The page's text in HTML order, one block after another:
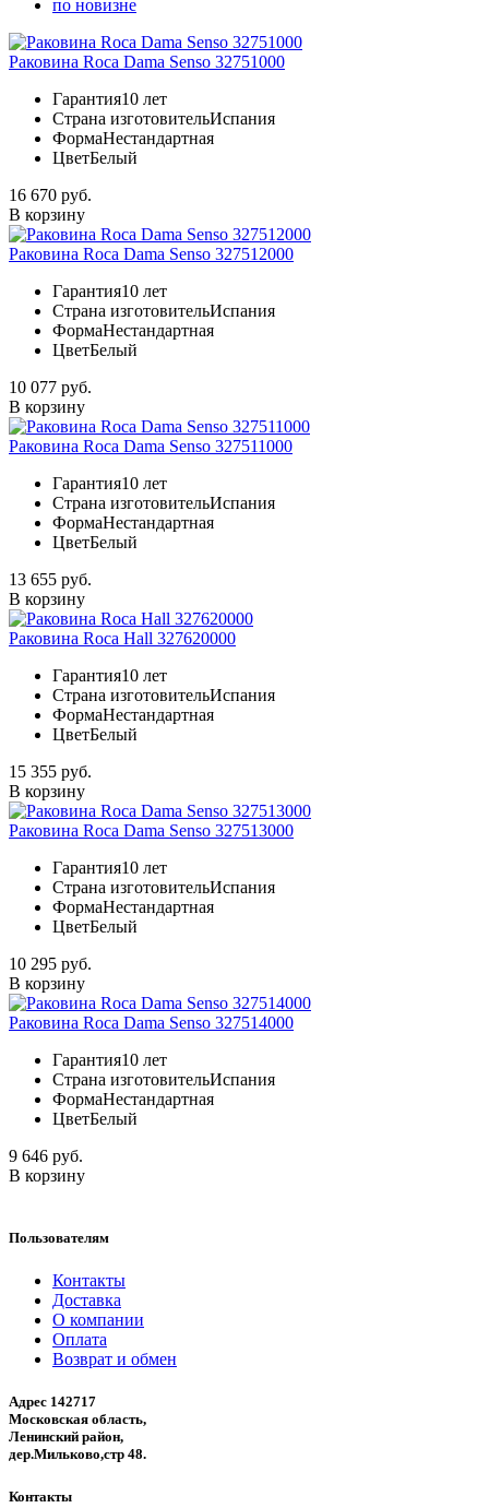
по новизне
Раковина Roca Dama Senso 32751000
Гарантия10 лет
Страна изготовительИспания
ФормаНестандартная
ЦветБелый
16 670 руб.
В корзину
Раковина Roca Dama Senso 327512000
Гарантия10 лет
Страна изготовительИспания
ФормаНестандартная
ЦветБелый
10 077 руб.
В корзину
Раковина Roca Dama Senso 327511000
Гарантия10 лет
Страна изготовительИспания
ФормаНестандартная
ЦветБелый
13 655 руб.
В корзину
Раковина Roca Hall 327620000
Гарантия10 лет
Страна изготовительИспания
ФормаНестандартная
ЦветБелый
15 355 руб.
В корзину
Раковина Roca Dama Senso 327513000
Гарантия10 лет
Страна изготовительИспания
ФормаНестандартная
ЦветБелый
10 295 руб.
В корзину
Раковина Roca Dama Senso 327514000
Гарантия10 лет
Страна изготовительИспания
ФормаНестандартная
ЦветБелый
9 646 руб.
В корзину
Пользователям
Контакты
Доставка
О компании
Оплата
Возврат и обмен
Адрес 142717
Московская область,
Ленинский район,
дер.Мильково,стр 48.
Контакты